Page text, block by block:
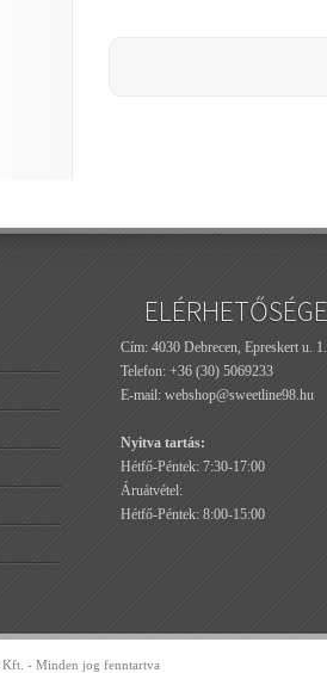
Cím: 4030 Debrecen, Epreskert u. 1.
Telefon: +36 (30) 5069233
E-mail: webshop@sweetline98.hu
Nyitva tartás:
Hétfő-Péntek: 7:30-17:00
Áruátvétel:
Hétfő-Péntek: 8:00-15:00
- Minden jog fenntartva